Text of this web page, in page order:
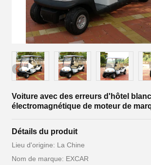
Voiture avec des erreurs d'hôtel
électromagnétique de moteur de
Détails du produit
Lieu d'origine: La Chine
Nom de marque: EXCAR